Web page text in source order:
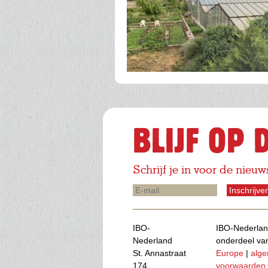
BLIJF OP
Schrijf je in voor de
E-
IBO-
Nederland
St. Annastraat
174
IBO-
onderdeel
Europe |
voorwaarden